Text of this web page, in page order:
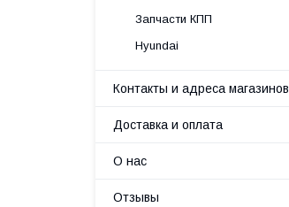
Запчасти КПП
Hyundai
Контакты и адреса магазинов
Доставка и оплата
О нас
Отзывы